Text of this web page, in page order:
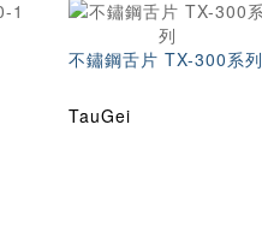
不鏽鋼舌片 TX-300系列
TauGei